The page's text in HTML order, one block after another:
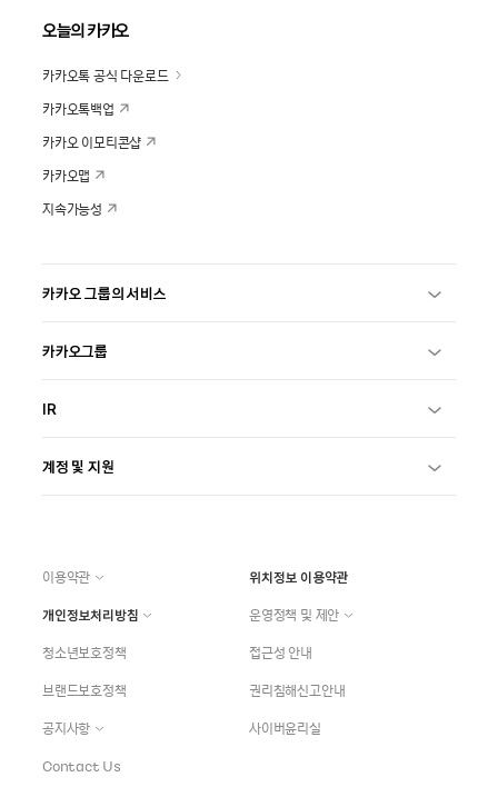
오늘의 카카오
카카오톡 공식 다운로드
카카오톡백업
카카오 이모티콘샵
카카오맵
지속가능성
카카오 그룹의 서비스
카카오그룹
IR
계정 및 지원
이용약관
위치정보 이용약관
개인정보처리방침
운영정책 및 제안
청소년보호정책
접근성 안내
브랜드보호정책
권리침해신고안내
공지사항
사이버윤리실
Contact Us